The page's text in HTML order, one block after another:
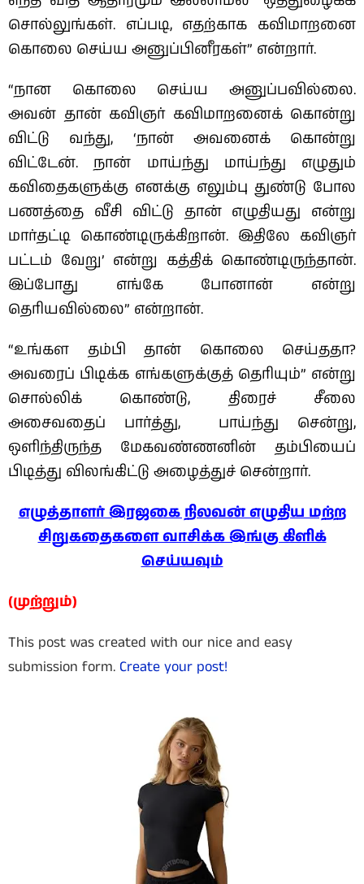
சொல்லுங்கள். எப்படி, எதற்காக கவிமாறனை
கொலை செய்ய அனுப்பினீரகள்” என்றார்.
“நான கொலை செய்ய அனுப்பவில்லை.
அவன் தான் கவிஞர் கவிமாறனைக் கொன்று
விட்டு வந்து, ‘நான் அவனைக் கொன்று
விட்டேன். நான் மாய்ந்து மாய்ந்து எழுதும்
கவிதைகளுக்கு எனக்கு எலும்பு துண்டு போல
பணத்தை வீசி விட்டு தான் எழுதியது என்று
மார்தட்டி கொண்டிருக்கிறான். இதிலே கவிஞர்
பட்டம் வேறு’ என்று கத்திக் கொண்டிருந்தான்.
இப்போது எங்கே போனான் என்று
தெரியவில்லை” என்றான்.
“உங்கள தம்பி தான் கொலை செய்ததா?
அவரைப் பிடிக்க எங்களுக்குத் தெரியும்” என்று
சொல்லிக் கொண்டு, திரைச் சீலை
அசைவதைப் பார்த்து, பாய்ந்து சென்று,
ஒளிந்திருந்த மேகவண்ணனின் தம்பியைப்
பிடித்து விலங்கிட்டு அழைத்துச் சென்றார்.
எழுத்தாளர் இரஜகை நிலவன் எழுதிய மற்ற
சிறுகதைகளை வாசிக்க இங்கு கிளிக்
செய்யவும்
(முற்றும்)
This post was created with our nice and easy
submission form. Create your post!